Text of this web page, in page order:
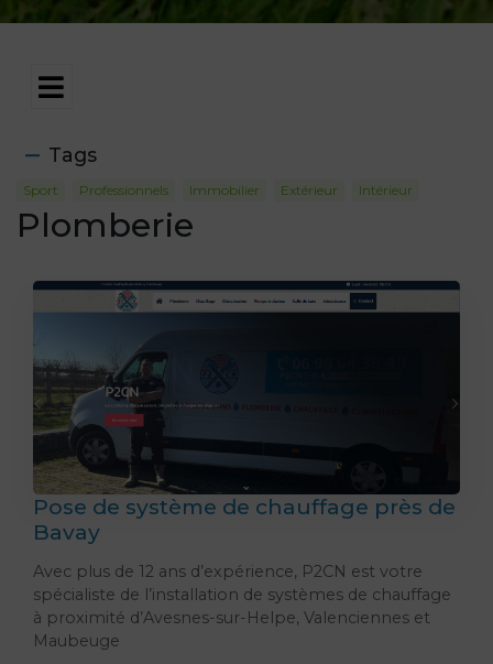
Tags
Sport Professionnels Immobilier Extérieur Intérieur
Plomberie
Pose de système de chauffage près de
Bavay
Avec plus de 12 ans d’expérience, P2CN est votre
spécialiste de l’installation de systèmes de chauffage
à proximité d’Avesnes-sur-Helpe, Valenciennes et
Maubeuge